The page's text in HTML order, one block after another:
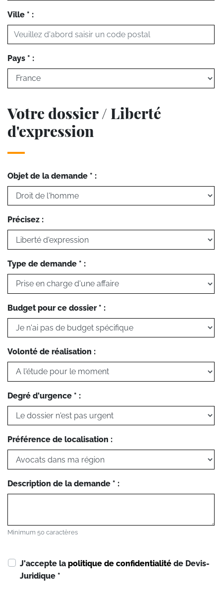
Ville * :
Pays * :
Votre dossier / Liberté
d'expression
Objet de la demande * :
Précisez :
Type de demande * :
Budget pour ce dossier * :
Volonté de réalisation :
Degré d'urgence * :
Préférence de localisation :
Description de la demande * :
Minimum 50 caractères
J'accepte la politique de confidentialité de Devis-
Juridique *